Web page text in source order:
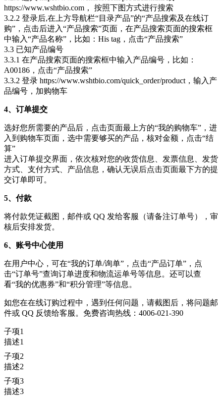
https://www.wshtbio.com， 按照下图方式进行搜索
3.2.2 登录后,在上方导航栏“目录产品”的“产品搜索及在线订
购”，点击后进入“产品搜索”页面，在产品搜索页面的搜索框
中输入“产品名称”，比如：His tag，点击“产品搜索”
3.3 已知产品编号
3.3.1 在产品搜索页面的搜索框中输入产品编号，比如：
A00186，点击“产品搜索”
3.3.2 登录 https://www.wshtbio.com/quick_order/product，输入产
品编号，加购物车
4、订单提交
选好您所需要的产品后，点击页面最上方的“我的购物车”，进
入到购物车页面，选中需要够买的产品，核对金额，点击“结
算”
进入订单提交界面，依次核对您的收货信息、发票信息、发货
方式、支付方式、产品信息，确认无误后点击页面最下方的提
交订单即可。
5、付款
将付款凭证截图，邮件或 QQ 发给客服（请备注订单号），审
核后安排发货。
6、账号中心使用
在用户中心，可在“我的订单/询单”，点击“产品订单”，点
击“订单号”查询订单进度和物流运单号等信息。还可以查
看“我的优惠券”和“积分管理”等信息。
如您在在线订购过程中，遇到任何问题，请截图后，将问题邮
件或 QQ 反馈给客服。免费咨询热线：4006-021-390
子项1
描述1
子项2
描述2
子项3
描述3